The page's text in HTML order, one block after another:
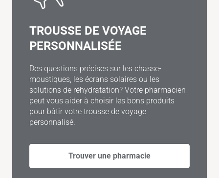
TROUSSE DE VOYAGE
PERSONNALISÉE
Des questions précises sur les chasse-
moustiques, les écrans solaires ou les
solutions de réhydratation? Votre pharmacien
peut vous aider à choisir les bons produits
pour bâtir votre trousse de voyage
personnalisé.
Trouver une pharmacie